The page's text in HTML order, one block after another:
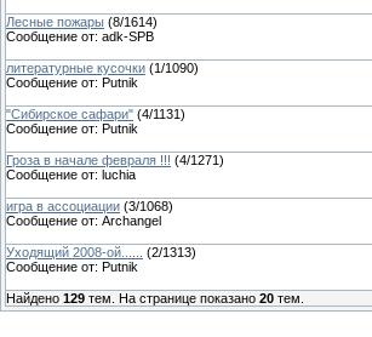
Лесные пожары (8/1614)
Сообщение от: adk-SPB
литературные кусочки (1/1090)
Сообщение от: Putnik
"Сибирское сафари" (4/1131)
Сообщение от: Putnik
Гроза в начале февраля !!! (4/1271)
Сообщение от: luchia
игра в ассоциации (3/1068)
Сообщение от: Archangel
Уходящий 2008-ой...... (2/1313)
Сообщение от: Putnik
Найдено 129 тем. На странице показано 20 тем.